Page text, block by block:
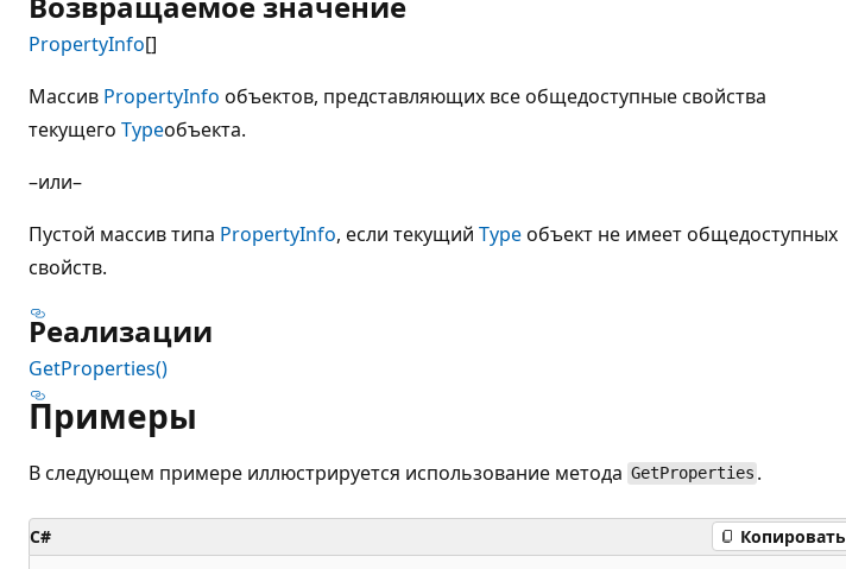
PropertyInfo[]
Массив PropertyInfo объектов, представляющих все общедоступные свойства
текущего Typeобъекта.
–или–
Пустой массив типа PropertyInfo, если текущий Typeобъект не имеет общедоступных
свойств.
Реализации
GetProperties()
Примеры
В следующем примере иллюстрируется использование метода GetProperties .
C# Копировать